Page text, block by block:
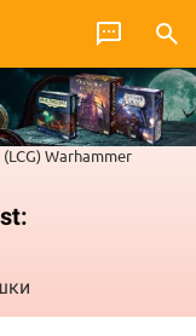
Warhammer